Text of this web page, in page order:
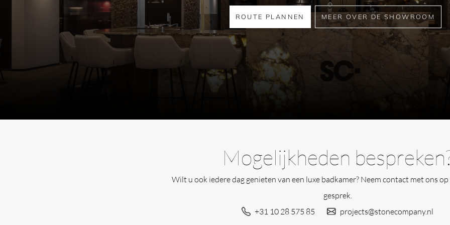
ROUTE PLANNEN MEER OVER DE SHOWROOM
Mogelijkheden
Wilt u ook iedere dag genieten van een luxe badkamer? Neem contact met ons
gesprek.
+31 10 28 575 85
projects@stonecompany.nl